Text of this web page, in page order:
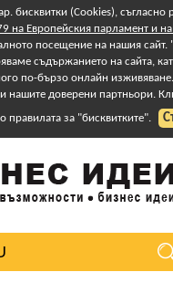
бисквитки (Cookies), съгласно
на Европейския парламент и на
посещение на нашия сайт.
съдържанието на сайта,
по-бързо онлайн изживяване.
нашите доверени партньори.
правилата за "бисквитките".